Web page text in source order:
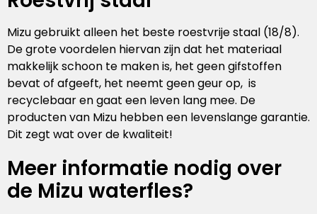
Mizu gebruikt alleen het beste roestvrije staal (18/8).
De grote voordelen hiervan zijn dat het materiaal
makkelijk schoon te maken is, het geen gifstoffen
bevat of afgeeft, het neemt geen geur op, is
recyclebaar en gaat een leven lang mee. De
producten van Mizu hebben een levenslange garantie.
Dit zegt wat over de kwaliteit!
Meer informatie nodig over
de Mizu waterfles?